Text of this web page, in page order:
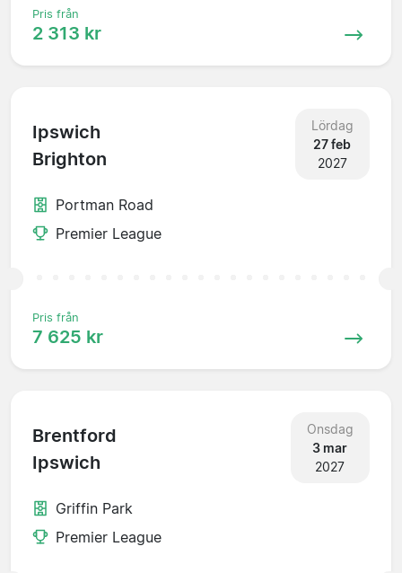
Pris från
2 313 kr
Ipswich
Brighton
Lördag
27 feb
2027
Portman Road
Premier League
Pris från
7 625 kr
Brentford
Ipswich
Onsdag
3 mar
2027
Griffin Park
Premier League